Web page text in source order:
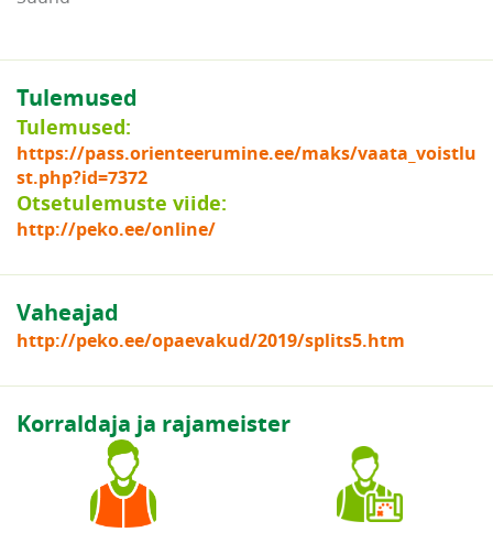
Tulemused
Tulemused:
https://pass.orienteerumine.ee/maks/vaata_voistlu
st.php?id=7372
Otsetulemuste viide:
http://peko.ee/online/
Vaheajad
http://peko.ee/opaevakud/2019/splits5.htm
Korraldaja ja rajameister